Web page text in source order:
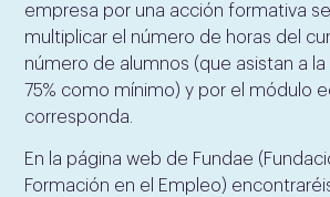
empresa por una acción formativa
multiplicar el número de horas del
número de alumnos (que asistan a
75% como mínimo) y por el módulo
corresponda.
En la página web de Fundae
Formación en el Empleo)